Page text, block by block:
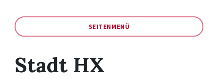
SEITENMENÜ
Stadt HX